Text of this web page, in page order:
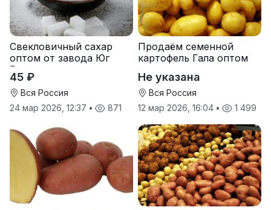
Свекловичный сахар
оптом от завода Юг
Руси
45 ₽
Вся Россия
24 мар 2026, 12:37 • 871
Продаём семенной
картофель Гала оптом
Не указана
Вся Россия
12 мар 2026, 16:04 • 1 499